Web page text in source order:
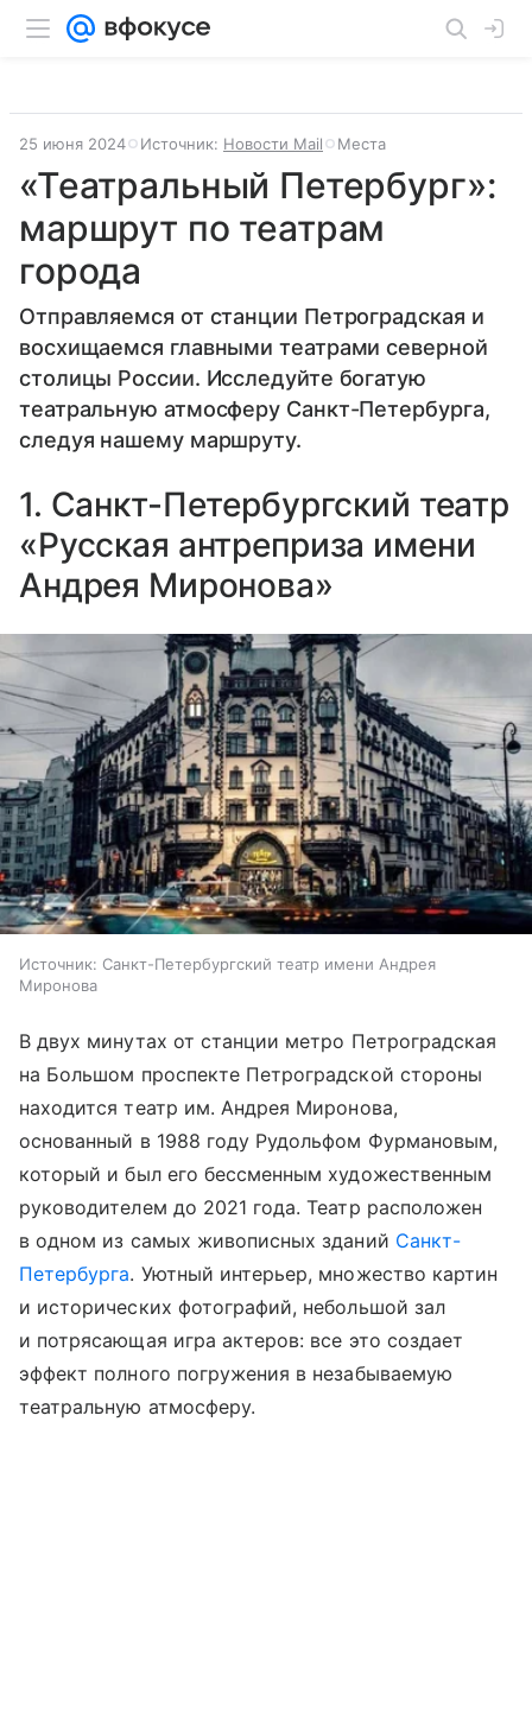
25 июня 2024 Источник: Новости Mail Места
«Театральный Петербург»:
маршрут по театрам
города
Отправляемся от станции Петроградская и
восхищаемся главными театрами северной
столицы России. Исследуйте богатую
театральную атмосферу Санкт-Петербурга,
следуя нашему маршруту.
1. Санкт-Петербургский театр
«Русская антреприза имени
Андрея Миронова»
Источник: Санкт-Петербургский театр имени Андрея
Миронова
В двух минутах от станции метро Петроградская
на Большом проспекте Петроградской стороны
находится театр им. Андрея Миронова,
основанный в 1988 году Рудольфом Фурмановым,
который и был его бессменным художественным
руководителем до 2021 года. Театр расположен
в одном из самых живописных зданий Санкт-
Петербурга. Уютный интерьер, множество картин
и исторических фотографий, небольшой зал
и потрясающая игра актеров: все это создает
эффект полного погружения в незабываемую
театральную атмосферу.